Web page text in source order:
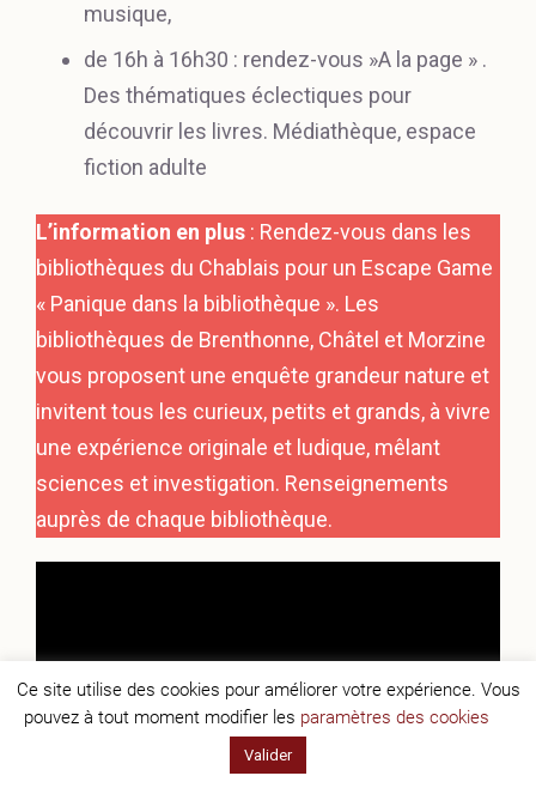
musique,
de 16h à 16h30 : rendez-vous »A la page » .
Des thématiques éclectiques pour
découvrir les livres. Médiathèque, espace
fiction adulte
L’information en plus : Rendez-vous dans les
bibliothèques du Chablais pour un Escape Game
« Panique dans la bibliothèque ». Les
bibliothèques de Brenthonne, Châtel et Morzine
vous proposent une enquête grandeur nature et
invitent tous les curieux, petits et grands, à vivre
une expérience originale et ludique, mêlant
sciences et investigation. Renseignements
auprès de chaque bibliothèque.
Ce site utilise des cookies pour améliorer votre expérience. Vous
pouvez à tout moment modifier les paramètres des cookies
Valider